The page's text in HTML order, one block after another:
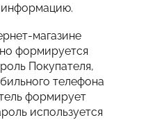
информацию.
магазине
формируется
Покупателя,
телефона
формирует
используется